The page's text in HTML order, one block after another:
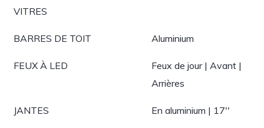
VITRES
BARRES DE TOIT Aluminium
FEUX À LED
Feux de jour | Avant |
Arrières
JANTES En aluminium | 17''